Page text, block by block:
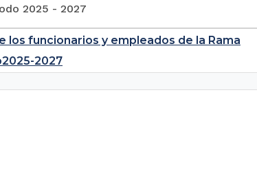
2025 - 2027
funcionarios y empleados de la Rama
2027